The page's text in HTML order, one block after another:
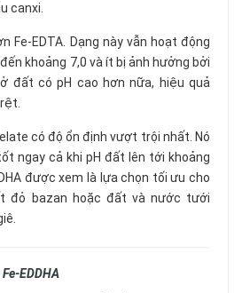
canxi.
Fe-EDTA. Dạng này vẫn hoạt động
khoảng 7,0 và ít bị ảnh hưởng bởi
đất có pH cao hơn nữa, hiệu quả
có độ ổn định vượt trội nhất. Nó
ngay cả khi pH đất lên tới khoảng
được xem là lựa chọn tối ưu cho
đỏ bazan hoặc đất và nước tưới
EDDHA